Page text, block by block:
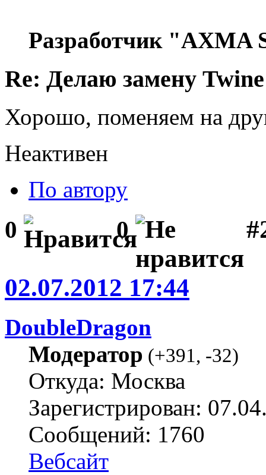
Разработчик "AXMA
Re: Делаю замену
Хорошо, поменяем на
Неактивен
По автору
0 0
02.07.2012 17:44
DoubleDragon
Модератор (+391, -32)
Откуда: Москва
Зарегистрирован:
Сообщений: 1760
Вебсайт